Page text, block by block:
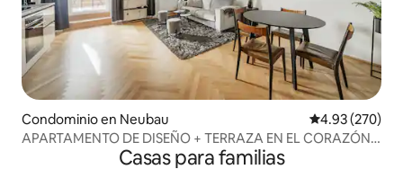
Condominio en Neubau Calificación
4.93 (270)
APARTAMENTO DE DISEÑO + TERRAZA EN EL CORAZÓN
Casas para familias